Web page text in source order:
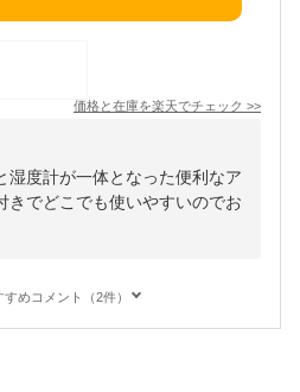
価格と在庫を楽天でチェック >>
湿度計が一体となった便利なア
きでどこでも使いやすいのでお
めコメント（2件）